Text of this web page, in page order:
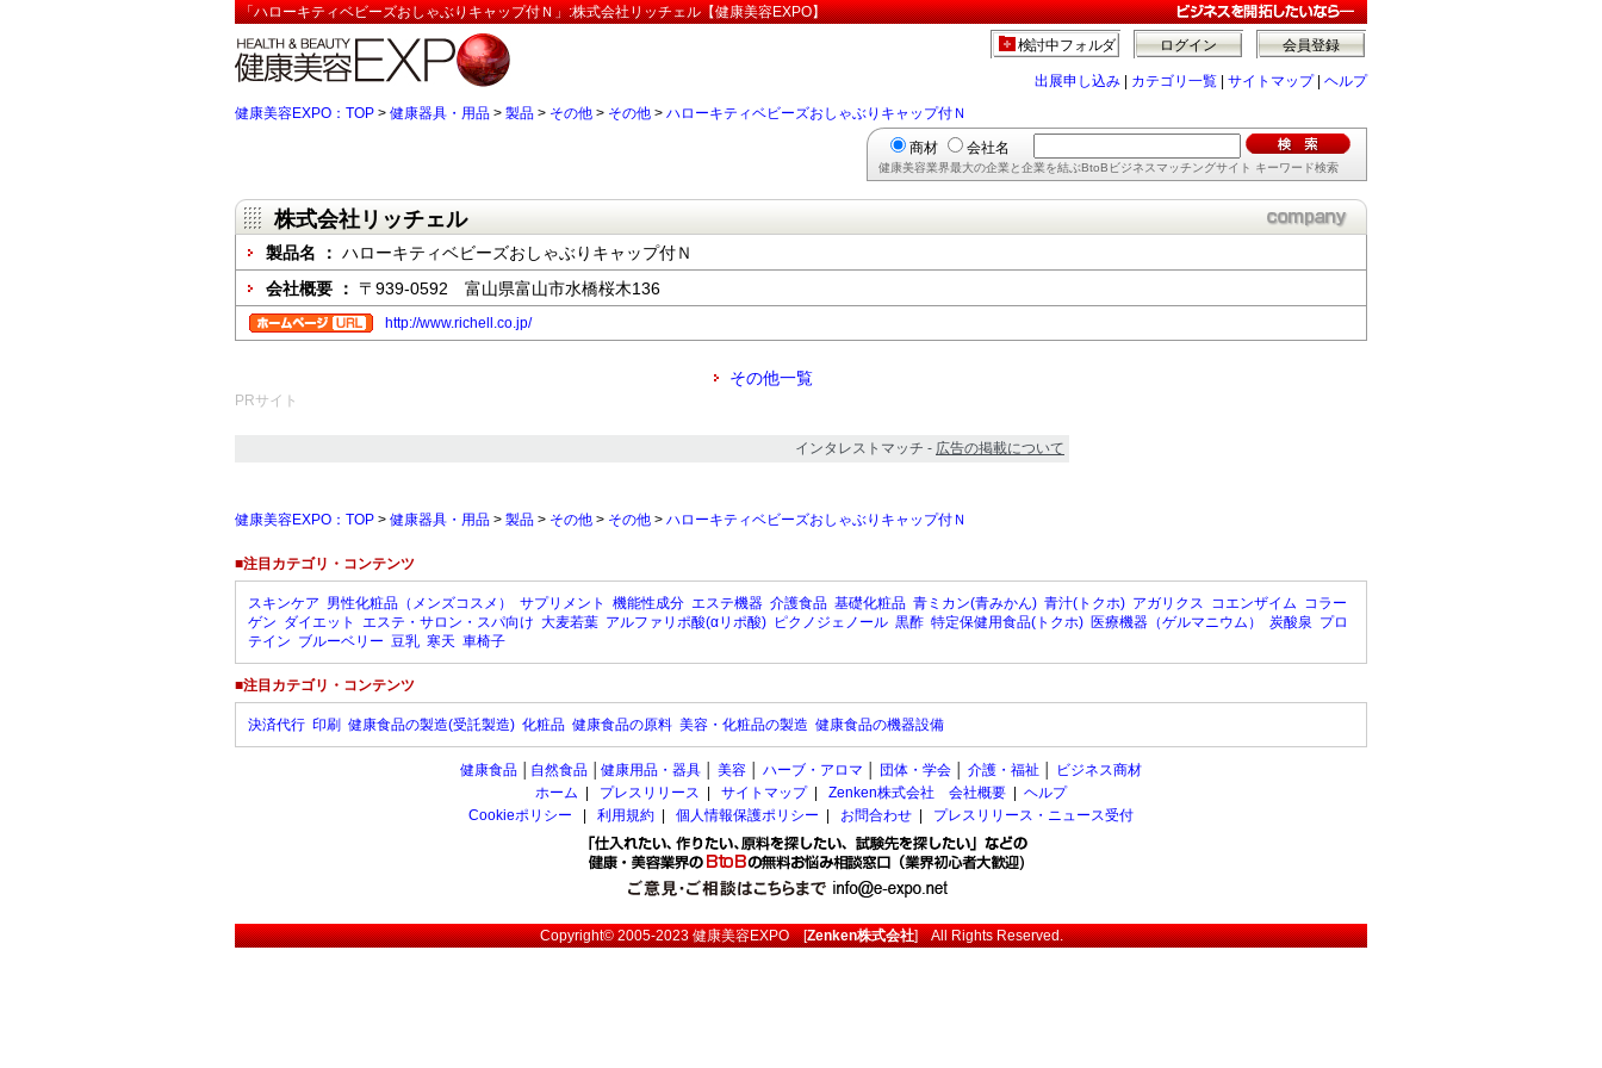
「ハローキティベビーズおしゃぶりキャップ付Ｎ」:株式会社リッチェル【健康美容EXPO】
会員登録
ログイン
検討中フォルダ
出展申し込み カテゴリ一覧 サイトマップ| ヘルプ
健康美容EXPO：TOP > 健康器具・用品 > 製品 > その他 > その他 > ハローキティベビーズおしゃぶりキャップ付Ｎ
商材 会社名
健康美容業界最大の企業と企業を結ぶBtoBビジネスマッチングサイト キーワード検索
株式会社リッチェル
製品名 ： ハローキティベビーズおしゃぶりキャップ付Ｎ
会社概要 ： 〒939-0592 富山県富山市水橋桜木136
http://www.richell.co.jp/
その他一覧
PRサイト
インタレストマッチ - 広告の掲載について
健康美容EXPO：TOP > 健康器具・用品 > 製品 > その他 > その他 > ハローキティベビーズおしゃぶりキャップ付Ｎ
■注目カテゴリ・コンテンツ
スキンケア 男性化粧品（メンズコスメ） サプリメント 機能性成分 エステ機器 介護食品 基礎化粧品 青ミカン(青みかん) 青汁(トクホ) アガリクス コエンザイム コラー
ゲン ダイエット エステ・サロン・スパ向け 大麦若葉 アルファリポ酸(αリポ酸) ピクノジェノール 黒酢 特定保健用食品(トクホ) 医療機器（ゲルマニウム） 炭酸泉 プロ
テイン ブルーベリー 豆乳 寒天 車椅子
■注目カテゴリ・コンテンツ
決済代行 印刷 健康食品の製造(受託製造) 化粧品 健康食品の原料 美容・化粧品の製造 健康食品の機器設備
健康食品 自然食品 健康用品・器具 美容 ハーブ・アロマ 団体・学会 介護・福祉
ビジネス商材
ホーム
プレスリリース サイトマップ| Zenken株式会社 会社概要
ヘルプ
Cookieポリシー
利用規約 個人情報保護ポリシー お問合わせ プレスリリース・ニュース受付
Copyright© 2005-2023健康美容EXPO[Zenken株式会社] All Rights Reserved.